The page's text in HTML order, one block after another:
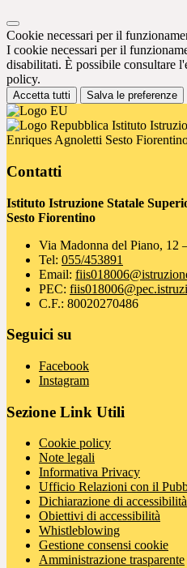
Cookie necessari per il
I cookie necessari per il
disabilitati. È possibile consultare
policy.
Accetta tutti Salva le preferenze
Istituto
Enriques Agnoletti Sesto
Contatti
Istituto Istruzione Statale
Sesto Fiorentino
Via Madonna del Piano, 12
Tel: 055/453891
Email:
PEC:
C.F.: 80020270486
Seguici su
Facebook
Instagram
Sezione Link Utili
Cookie policy
Note legali
Informativa Privacy
Ufficio Relazioni con il
Dichiarazione di accessibilità
Obiettivi di accessibilità
Whistleblowing
Gestione consensi cookie
Amministrazione trasparente